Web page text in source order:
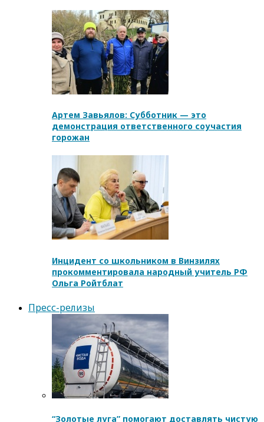
Артем Завьялов: Субботник — это
демонстрация ответственного соучастия
горожан
Инцидент со школьником в Винзилях
прокомментировала народный учитель РФ
Ольга Ройтблат
Пресс-релизы
“Золотые луга” помогают доставлять чистую